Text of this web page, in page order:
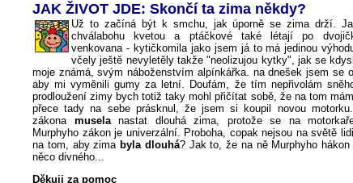
JAK ŽIVOT JDE: Skončí ta zima někdy?
Už to začíná být k smchu, jak úporně se zima drží.
chválabohu kvetou a ptáčkové také létají po
venkovana - kytičkomila jako jsem já to má jedinou
včely ještě nevyletěly takže "neolizujou kytky", jak se
moje známá, svým náboženstvím alpínkářka. na dnešek jsem se
aby mi vyměnili gumy za letní. Doufám, že tím nepřivolám
prodloužení zimy bych totiž taky mohl přičítat sobě, že na tom
přece tady na sebe prásknul, že jsem si koupil novou
zákona muselanastat dlouhá zima, protože se na
Murphyho zákon je univerzální. Proboha, copak nejsou na světě
na tom, aby zima byla dlouhá? Jak to, že na ně Murphyho
něco divného...
Děkuji za pomoc